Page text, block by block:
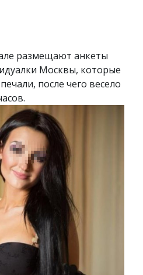
размещают анкеты
Москвы, которые
после чего весело